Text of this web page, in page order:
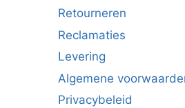
Retourneren
Reclamaties
Levering
Algemene
Privacybeleid